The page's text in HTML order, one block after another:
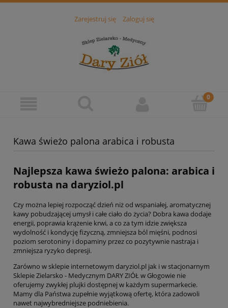
Zarejestruj się Zaloguj się
Kawa świeżo palona arabica i robusta
Najlepsza kawa świeżo palona: arabica i
robusta na daryziol.pl
Czy można lepiej rozpocząć dzień niż od wspaniałej, aromatycznej
kawy pobudzającej umysł i całe ciało do życia? Dobra kawa dodaje
energii, poprawia krążenie krwi, a co za tym idzie zwiększa
wydolność i kondycję fizyczną, zmniejsza ból mięśni, podnosi
poziom serotoniny i dopaminy przez co pozytywnie nastraja i
zmniejsza ryzyko depresji.
Zarówno w sklepie internetowym daryziol.pl jak i w stacjonarnym
Sklepie Zielarsko - Medycznym DARY ZIÓŁ w Głogowie nie
oferujemy zwykłej plujki dostępnej w każdym supermarkecie.
Mamy dla Państwa zupełnie wyjątkową ofertę, która zadowoli
nawet najwybredniejsze podniebienia.